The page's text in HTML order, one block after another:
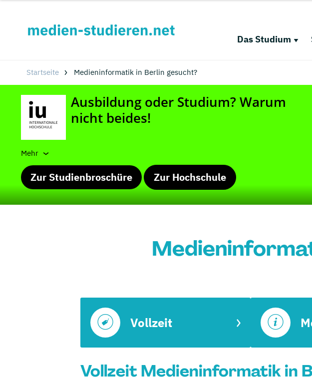
Das Studium
Startseite Medieninformatik in Berlin gesucht?
Mehr
Zur Studienbroschüre Zur Hochschule
Vollzeit
Vollzeit Medieninformatik in